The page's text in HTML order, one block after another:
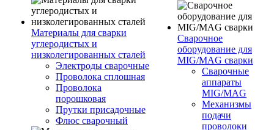
Материалы для сварки
углеродистых и
низколегированных сталей
Электроды сварочные
Проволока сплошная
Проволока
порошковая
Прутки присадочные
Флюс сварочный
Сварочное
оборудование для
MIG/MAG сварки
Сварочные
аппараты
MIG/MAG
Механизмы
подачи
проволоки